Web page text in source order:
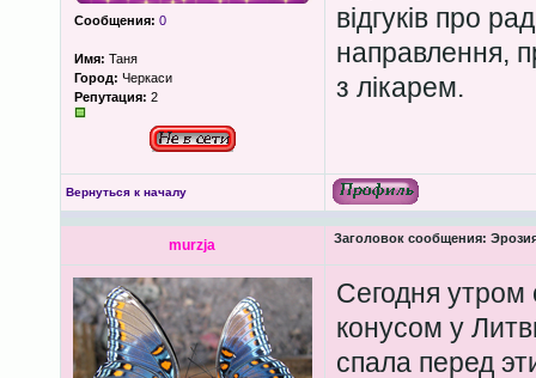
Сообщения: 0
Имя: Таня
Город: Черкаси
Репутация: 2
відгуків про
направлення,
з лікарем.
Вернуться к началу
murzja Заголовок сообщения:
Сегодня утром
конусом у
спала перед